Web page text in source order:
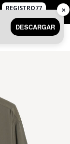
REGISTRO77
DESCARGAR
✕